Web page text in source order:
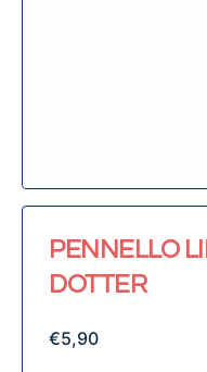
PENNELLO
DOTTER
€5,90